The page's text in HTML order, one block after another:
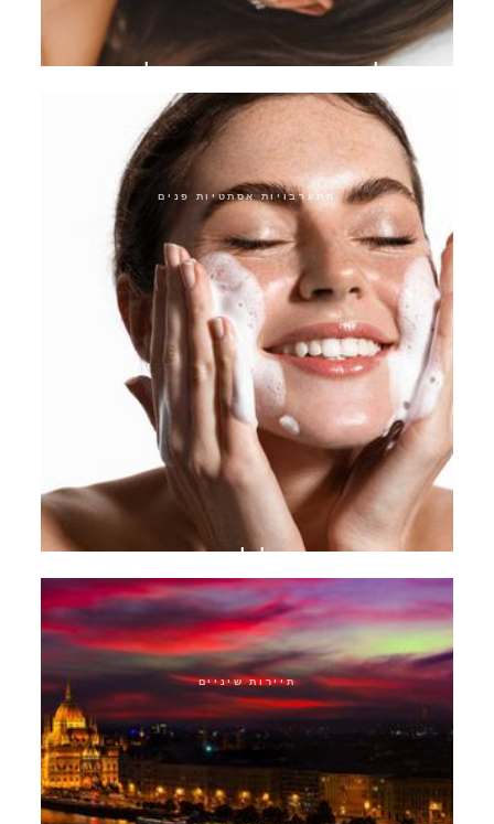
מילוי שפתיים חומצה היאלורונית
התערבויות אסתטיות פנים
תוכנית טיפול להפסקת אקנה
תיירות שיניים